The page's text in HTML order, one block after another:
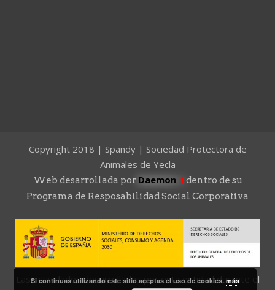
Copyright 2018 | Spandy | Sociedad Protectora de
Animales de Yecla
Web desarrollada por Daemon 4dentro de su
Programa de Resposabilidad Social Corporativa
Las actividades desarrolladas por esta entidad durante el
Si continuas utilizando este sitio aceptas el uso de cookies.más